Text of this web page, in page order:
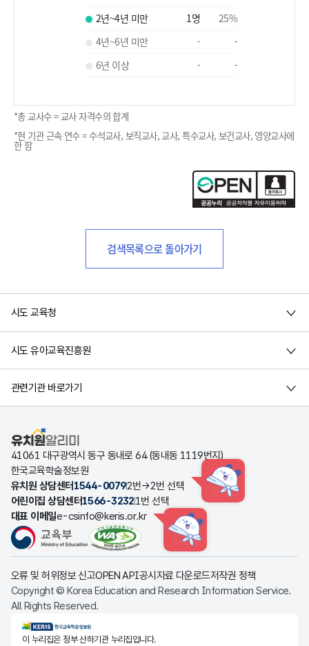
2년~4년 미만
1명 25%
4년~6년 미만
-
-
6년 이상
- -
*총 교사수 = 교사 자격수의 합계
*현 기관 근속 연수 = 수석교사, 보직교사, 교사, 특수교사, 보건교사, 영양교사에
한 함
검색목록으로 돌아가기
시도 교육청
시도 유아교육진흥원
관련기관 바로가기
유치원알리미
41061 대구광역시 동구 동내로 64 (동내동 1119번지)
한국교육학술정보원
유치원 상담센터 1544-00792번→2번 선택 HINT
어린이집 상담센터1566-32321번 선택
대표 이메일e-csinfo@keris.or.kr
HINT
오류 및 허위정보 신고OPEN API공시자료 다운로드저작권 정책
Copyright © Korea Education and Research Information Service.
All Rights Reserved.
KERIS한국교육학술정보원
이 누리집은 정부 산하기관 누리집입니다.